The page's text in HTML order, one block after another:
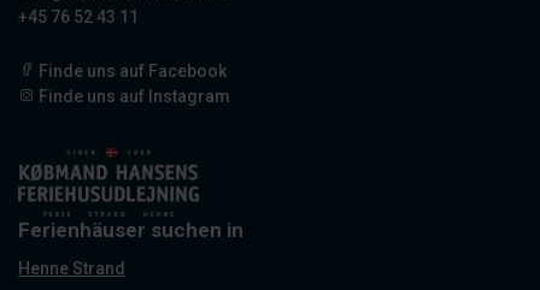
+45 76 52 43 11
Finde uns auf Facebook
Finde uns auf Instagram
Ferienhäuser suchen in
Henne Strand